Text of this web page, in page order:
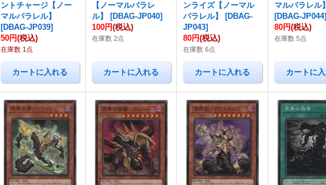
ントチャージ【ノー
マルパラレル】
[DBAG-JP039]
50円(税込)
在庫数 1点
【ノーマルパラレ
ル】
[DBAG-JP040]
100円(税込)
在庫数 2点
ンライズ【ノーマル
パラレル】
[DBAG-
JP043]
80円(税込)
在庫数 6点
マルパラレル】
[DBAG-JP044]
80円(税込)
在庫数 5点